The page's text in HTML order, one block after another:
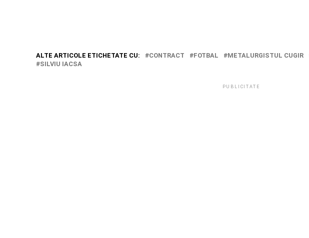
ALTE ARTICOLE ETICHETATE CU: CONTRACT FOTBAL METALURGISTUL CUGIR
SILVIU IACSA
PUBLICITATE